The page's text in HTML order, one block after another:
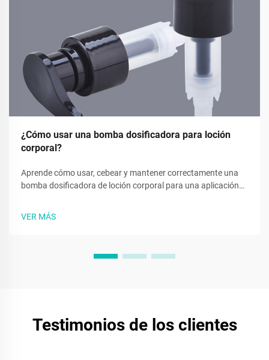
¿Cómo usar una bomba dosificadora para loción
corporal?
Aprende cómo usar, cebear y mantener correctamente una
bomba dosificadora de loción corporal para una aplicación
problemas y prácticas ecológicas. Lee ahora.
VER MÁS
Testimonios de los clientes